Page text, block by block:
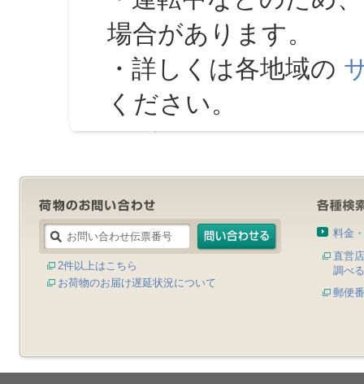
場合があります。
・詳しくは各地域の
ください。
2件以上はこちら
お荷物のお届け遅延状況について
料金
直営
調べる
郵便